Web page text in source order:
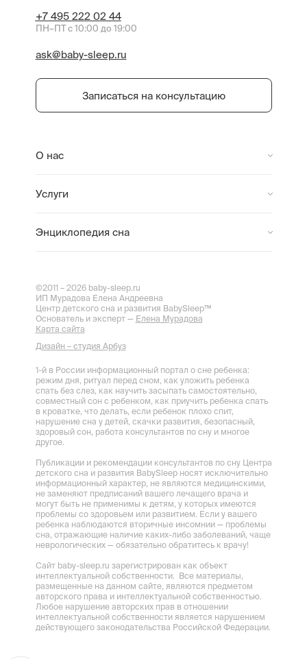
+7 495 222 02 44
ПН–ПТ с 10:00 до 19:00
ask@baby-sleep.ru
Записаться на консультацию
О нас
Услуги
Энциклопедия сна
©2011 – 2026 baby-sleep.ru
ИП Мурадова Елена Андреевна
Центр детского сна и развития BabySleep™
Основатель и эксперт — Елена Мурадова
Карта сайта
Дизайн – студия Арбуз
1-й в России информационный портал о сне ребенка:
режим дня, ритуал перед сном, как уложить ребенка
спать без слез, как научить засыпать самостоятельно,
совместный сон с ребенком, как приучить ребенка спать
в кроватке, что делать, если ребенок плохо спит,
нарушение сна у детей, скачки развития, безопасный,
здоровый сон, работа консультантов по сну и многое
другое.
Публикации и рекомендации консультантов по сну Центра
детского сна и развития BabySleep носят исключительно
информационный характер, не являются медицинскими,
не заменяют предписаний вашего лечащего врача и
могут быть не применимы к детям, у которых имеются
проблемы со здоровьем или развитием. Если у вашего
ребенка наблюдаются вторичные инсомнии — проблемы
сна, отражающие наличие каких-либо заболеваний, чаще
неврологических — обязательно обратитесь к врачу!
Сайт baby-sleep.ru зарегистрирован как объект
интеллектуальной собственности. Все материалы,
размещенные на данном сайте, являются предметом
авторского права и интеллектуальной собственностью.
Любое нарушение авторских прав в отношении
интеллектуальной собственности является нарушением
действующего законодательства Российской Федерации.